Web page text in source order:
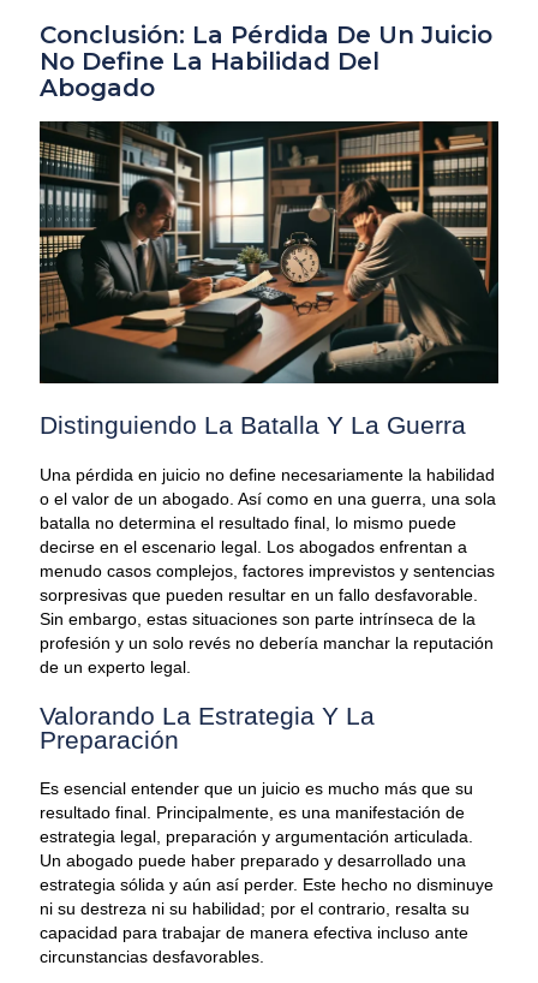
Conclusión: La Pérdida De Un Juicio
No Define La Habilidad Del
Abogado
Distinguiendo La Batalla Y La Guerra
Una pérdida en juicio no define necesariamente la habilidad
o el valor de un abogado. Así como en una guerra, una sola
batalla no determina el resultado final, lo mismo puede
decirse en el escenario legal. Los abogados enfrentan a
menudo casos complejos, factores imprevistos y sentencias
sorpresivas que pueden resultar en un fallo desfavorable.
Sin embargo, estas situaciones son parte intrínseca de la
profesión y un solo revés no debería manchar la reputación
de un experto legal.
Valorando La Estrategia Y La
Preparación
Es esencial entender que un juicio es mucho más que su
resultado final. Principalmente, es una manifestación de
estrategia legal, preparación y argumentación articulada.
Un abogado puede haber preparado y desarrollado una
estrategia sólida y aún así perder. Este hecho no disminuye
ni su destreza ni su habilidad; por el contrario, resalta su
capacidad para trabajar de manera efectiva incluso ante
circunstancias desfavorables.